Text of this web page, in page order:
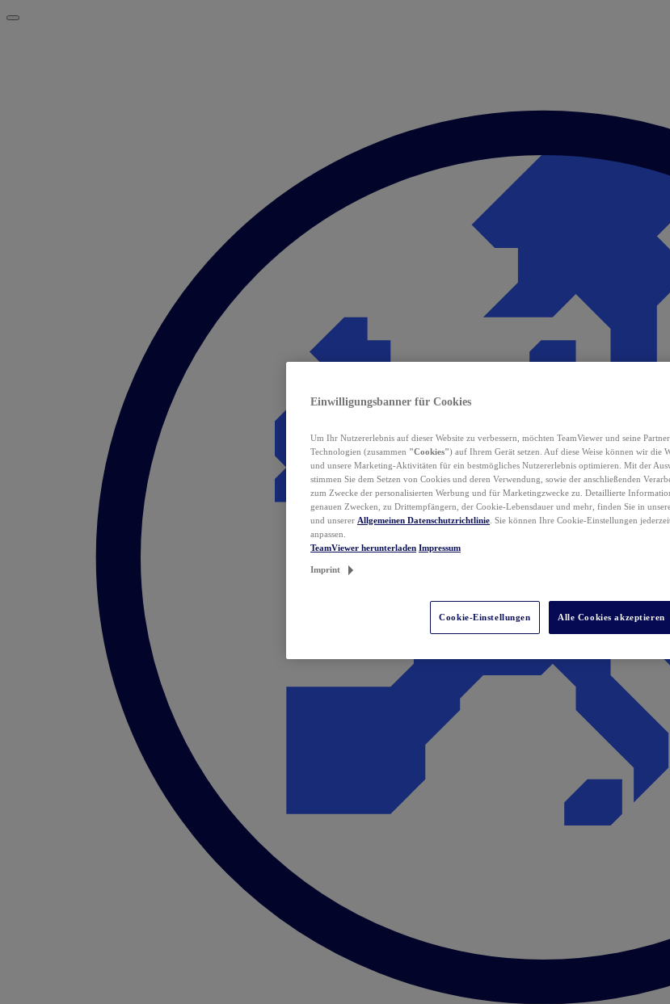
Einwilligungsbanner für Cookies
Um Ihr Nutzererlebnis auf dieser Website zu verbessern, möchten TeamViewer und seine
Technologien (zusammen "Cookies") auf Ihrem Gerät setzen. Auf diese Weise können wir die
und unsere Marketing-Aktivitäten für ein bestmögliches Nutzererlebnis optimieren. Mit der
stimmen Sie dem Setzen von Cookies und deren Verwendung, sowie der anschließenden
zum Zwecke der personalisierten Werbung und für Marketingzwecke zu. Detaillierte
genauen Zwecken, zu Drittempfängern, der Cookie-Lebensdauer und mehr, finden Sie in
und unserer Allgemeinen Datenschutzrichtlinie . Sie können Ihre Cookie-Einstellungen
anpassen.
TeamViewer herunterladen Impressum
Imprint
Cookie-Einstellungen Alle Cookies akzeptieren